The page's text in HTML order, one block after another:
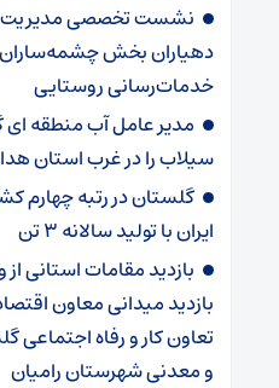
نشست تخصصی مدیریت
دهیاران بخش
خدمات‌رسانی روستایی
مدیر عامل آب منطقه ای
سیلاب را در غرب استان
گلستان در رتبه چهارم
ایران با تولید سالانه ۳ تن
بازدید مقامات استانی
بازدید میدانی معاون
تعاون کار و رفاه اجتماعی
و معدنی شهرستان رامیان